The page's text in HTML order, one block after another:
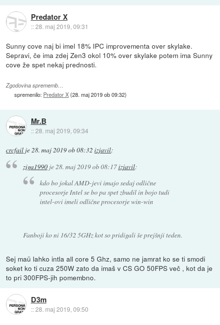
Predator X
::28. maj 2019, 09:31
Sunny cove naj bi imel 18% IPC improvementa over skylake.
Sepravi, če ima zdej Zen3 okol 10% over skylake potem ima Sunny
cove že spet nekaj prednosti.
Zgodovina sprememb…
spremenilo: Predator X(28. maj 2019 ob 09:32)
Mr.B
::28. maj 2019, 09:34
crcfail je28. maj 2019 ob 08:32 izjavil:
ziga1990je28. maj 2019 ob 08:17izjavil:
kdo bo jokal AMD-jevi imajo sedaj odlične
procesorje Intel se bo pa spet zbudil in bojo tudi
intel-ovi imeli odlične procesorje win-win
Fanboji ko ni 16/32 5GHz kot so pridigali še prejšnji teden.
Sej maü lahko intla all core 5 Ghz, samo ne jamrat ko se ti smodi
soket ko ti cuza 250W zato da imaš v CS GO 50FPS več , kot da je
to pri 300FPS-jih pomembno.
D3m
::28. maj 2019, 09:50